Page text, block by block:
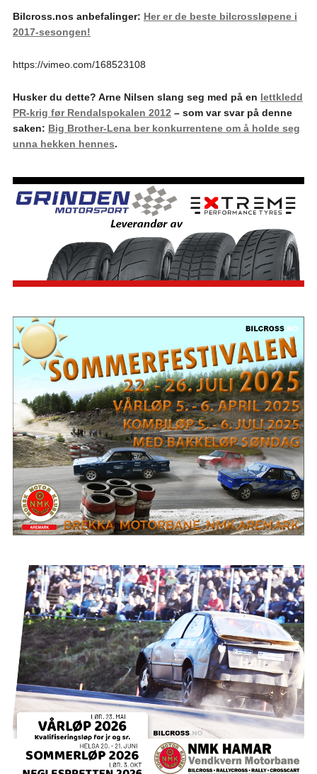
Bilcross.nos anbefalinger: Her er de beste bilcrossløpene i
2017-sesongen!
https://vimeo.com/168523108
Husker du dette? Arne Nilsen slang seg med på en lettkledd
PR-krig før Rendalspokalen 2012 – som var svar på denne
saken: Big Brother-Lena ber konkurrentene om å holde seg
unna hekken hennes.